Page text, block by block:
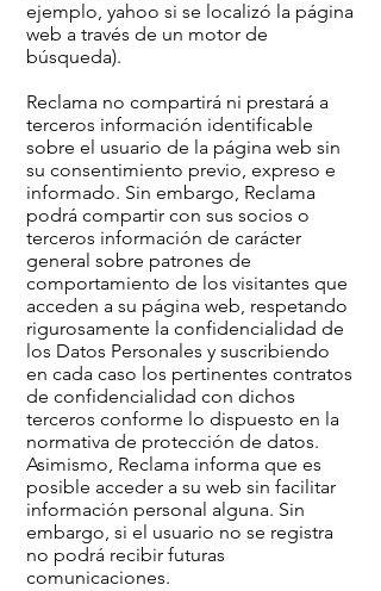
ejemplo, yahoo si se localizó la página
web a través de un motor de
búsqueda).
Reclama no compartirá ni prestará a
terceros información identificable
sobre el usuario de la página web sin
su consentimiento previo, expreso e
informado. Sin embargo, Reclama
podrá compartir con sus socios o
terceros información de carácter
general sobre patrones de
comportamiento de los visitantes que
acceden a su página web, respetando
rigurosamente la confidencialidad de
los Datos Personales y suscribiendo
en cada caso los pertinentes contratos
de confidencialidad con dichos
terceros conforme lo dispuesto en la
normativa de protección de datos.
Asimismo, Reclama informa que es
posible acceder a su web sin facilitar
información personal alguna. Sin
embargo, si el usuario no se registra
no podrá recibir futuras
comunicaciones.